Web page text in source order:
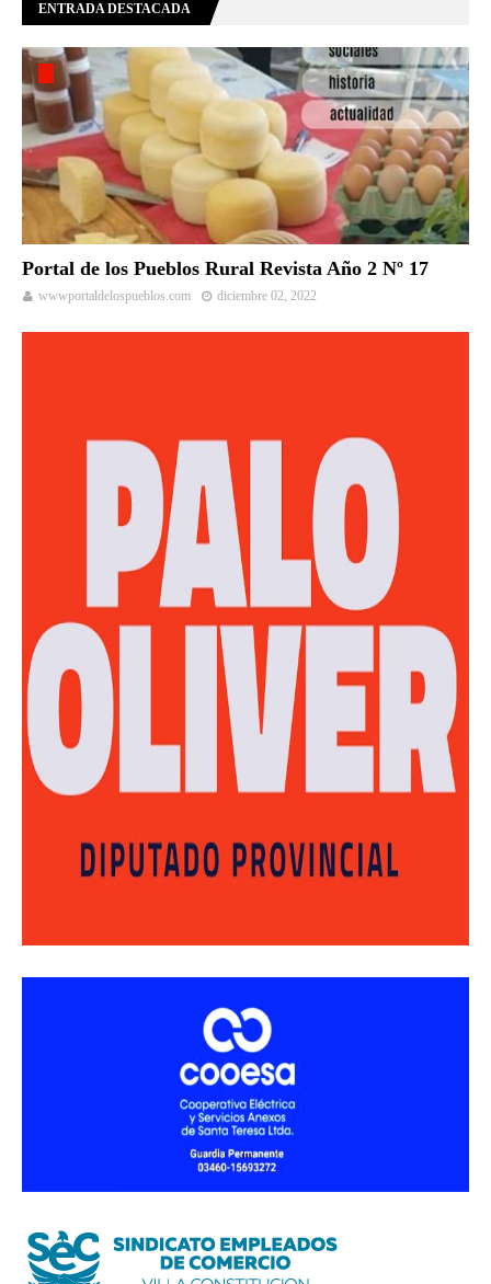
ENTRADA DESTACADA
Portal de los Pueblos Rural Revista Año 2 Nº 17
wwwportaldelospueblos.com diciembre 02, 2022